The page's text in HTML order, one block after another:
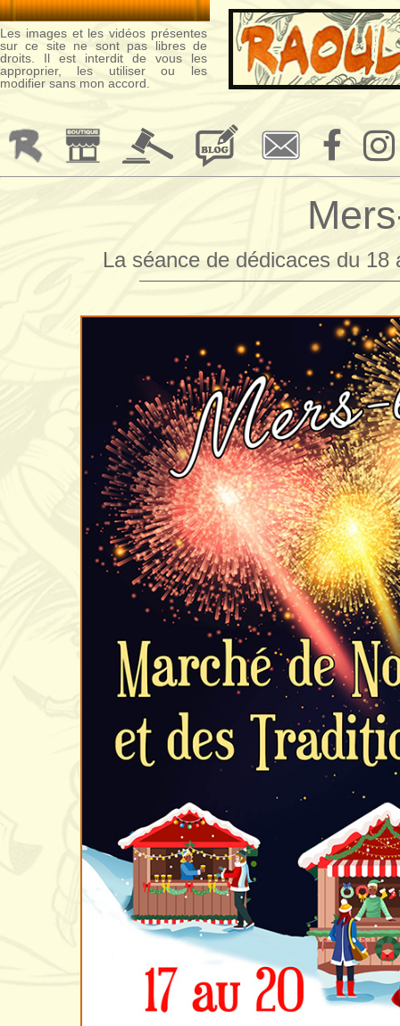
Les images et les vidéos présentes
sur ce site ne sont pas libres de
droits. Il est interdit de vous les
approprier, les utiliser ou les
modifier sans mon accord.
La séance de dédicaces du